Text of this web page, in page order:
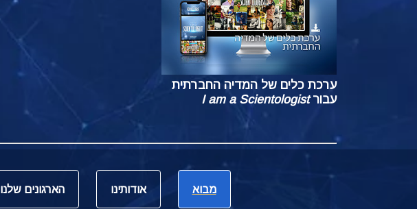
ערכת כלים של המדיה החברתית
עבורI am a Scientologist
מבוא אודותינו הארגונים שלנו